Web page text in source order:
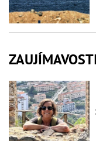
ZAUJÍMAVOSTI